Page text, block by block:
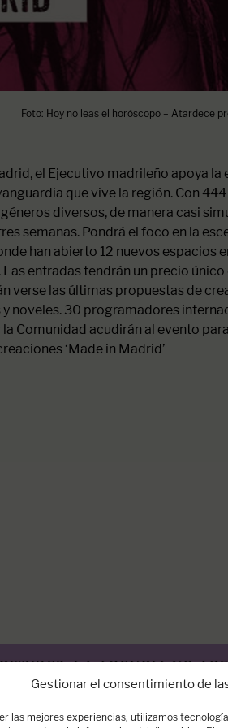
Gestionar el consentimiento de
las mejores experiencias, utilizamos
Foto: Hoy no leas el horóscopo – Atardece
el Ejecutivo madrileño apoya la
que vive la región. Con 444
diversos, de manera casi
semanas. Pondrá el foco en la
han abierto 12 nuevos espacios
entradas tendrán un precio único
verse las últimas propuestas de
noveles. 30 programadores
Comunidad acudirán al evento para
‘Made in Madrid’
LA AGENCIA NO ACEPTA